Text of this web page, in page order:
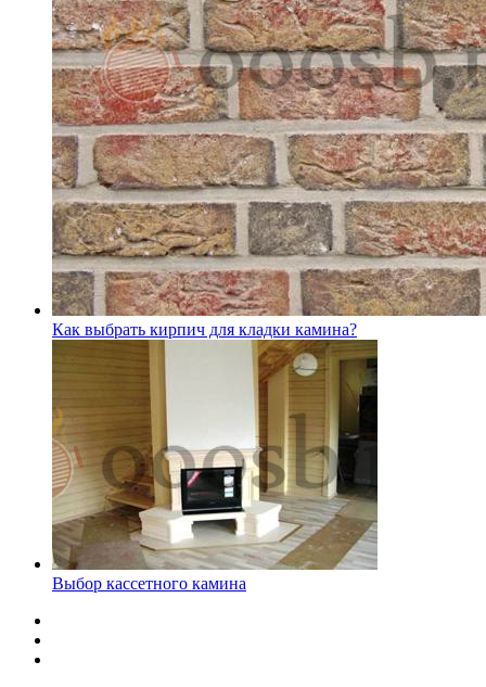
Как выбрать кирпич для кладки камина?
Выбор кассетного камина